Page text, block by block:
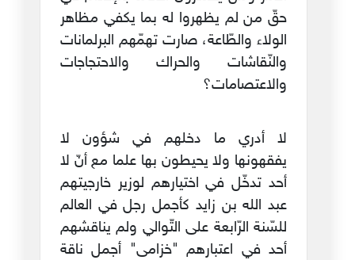
حقّ من لم يظهروا له بما يكفي مظاهر
الولاء والطّاعة، صارت تهمّهم البرلمانات
والنّقاشات والحراك والاحتجاجات
والاعتصامات؟
لا أدري ما دخلهم في شؤون لا
يفقهونها ولا يحيطون بها علما مع أنّ لا
أحد تدخّل في اختيارهم لوزير خارجيتهم
عبد الله بن زايد كأجمل رجل في العالم
للسّنة الرّابعة على التّوالي ولم يناقشهم
أحد في اعتبارهم "خزامى" أجمل ناقة